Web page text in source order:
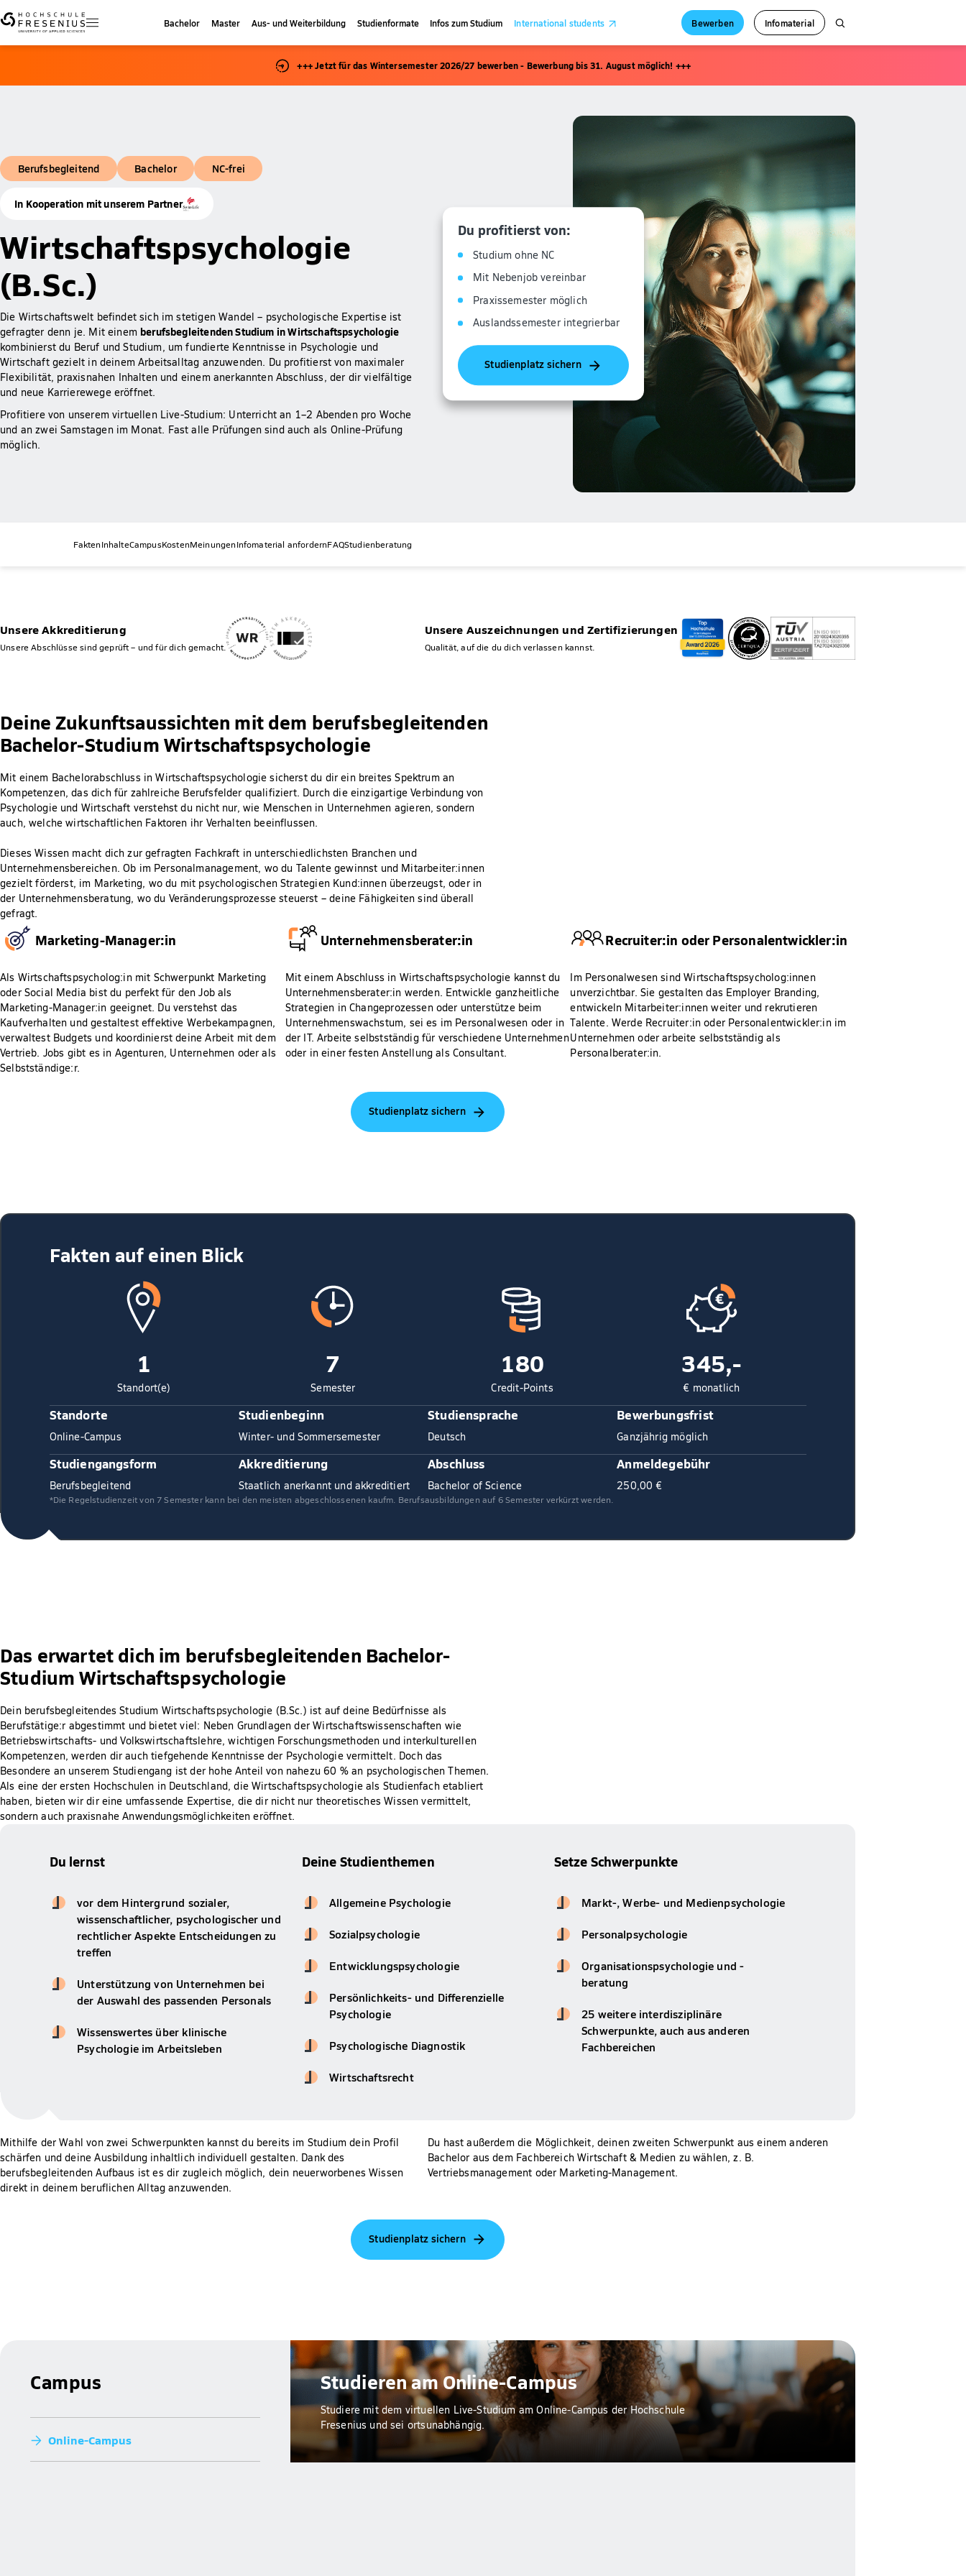
Bachelor Master Aus- und Weiterbildung Studienformate Infos zum Studium International students Bewerben Infomaterial
+++ Jetzt für das Wintersemester 2026/27 bewerben - Bewerbung bis 31. August möglich! +++
Berufsbegleitend Bachelor NC-frei
In Kooperation mit unserem Partner
Wirtschaftspsychologie
(B.Sc.)
Die Wirtschaftswelt befindet sich im stetigen Wandel – psychologische Expertise ist
gefragter denn je. Mit einem berufsbegleitenden Studium in Wirtschaftspsychologie
kombinierst du Beruf und Studium, um fundierte Kenntnisse in Psychologie und
Wirtschaft gezielt in deinem Arbeitsalltag anzuwenden. Du profitierst von maximaler
Flexibilität, praxisnahen Inhalten und einem anerkannten Abschluss, der dir vielfältige
und neue Karrierewege eröffnet.
Profitiere von unserem virtuellen Live-Studium: Unterricht an 1–2 Abenden pro Woche
und an zwei Samstagen im Monat. Fast alle Prüfungen sind auch als Online-Prüfung
möglich.
Du profitierst von:
Studium ohne NC
Mit Nebenjob vereinbar
Praxissemester möglich
Auslandssemester integrierbar
Studienplatz sichern
FaktenInhalteCampusKostenMeinungenInfomaterial anfordernFAQStudienberatung
Unsere Akkreditierung
Unsere Abschlüsse sind geprüft – und für dich gemacht.
Unsere Auszeichnungen und Zertifizierungen
Qualität, auf die du dich verlassen kannst.
Deine Zukunftsaussichten mit dem berufsbegleitenden
Bachelor-Studium Wirtschaftspsychologie
Mit einem Bachelorabschluss in Wirtschaftspsychologie sicherst du dir ein breites Spektrum an
Kompetenzen, das dich für zahlreiche Berufsfelder qualifiziert. Durch die einzigartige Verbindung von
Psychologie und Wirtschaft verstehst du nicht nur, wie Menschen in Unternehmen agieren, sondern
auch, welche wirtschaftlichen Faktoren ihr Verhalten beeinflussen.
Dieses Wissen macht dich zur gefragten Fachkraft in unterschiedlichsten Branchen und
Unternehmensbereichen. Ob im Personalmanagement, wo du Talente gewinnst und Mitarbeiter:innen
gezielt förderst, im Marketing, wo du mit psychologischen Strategien Kund:innen überzeugst, oder in
der Unternehmensberatung, wo du Veränderungsprozesse steuerst – deine Fähigkeiten sind überall
gefragt.
Marketing-Manager:in
Als Wirtschaftspsycholog:in mit Schwerpunkt Marketing
oder Social Media bist du perfekt für den Job als
Marketing-Manager:in geeignet. Du verstehst das
Kaufverhalten und gestaltest effektive Werbekampagnen,
verwaltest Budgets und koordinierst deine Arbeit mit dem
Vertrieb. Jobs gibt es in Agenturen, Unternehmen oder als
Selbstständige:r.
Unternehmensberater:in
Mit einem Abschluss in Wirtschaftspsychologie kannst du
Unternehmensberater:in werden. Entwickle ganzheitliche
Strategien in Changeprozessen oder unterstütze beim
Unternehmenswachstum, sei es im Personalwesen oder in
der IT. Arbeite selbstständig für verschiedene Unternehmen
oder in einer festen Anstellung als Consultant.
Recruiter:in oder Personalentwickler:in
Im Personalwesen sind Wirtschaftspsycholog:innen
unverzichtbar. Sie gestalten das Employer Branding,
entwickeln Mitarbeiter:innen weiter und rekrutieren
Talente. Werde Recruiter:in oder Personalentwickler:in im
Unternehmen oder arbeite selbstständig als
Personalberater:in.
Studienplatz sichern
Fakten auf einen Blick
1
Standort(e)
7
Semester
180
Credit-Points
345,-
€ monatlich
Standorte
Online-Campus
Studienbeginn
Winter- und Sommersemester
Studiensprache
Deutsch
Bewerbungsfrist
Ganzjährig möglich
Studiengangsform
Berufsbegleitend
Akkreditierung
Staatlich anerkannt und akkreditiert
Abschluss
Bachelor of Science
Anmeldegebühr
250,00 €
*Die Regelstudienzeit von 7 Semester kann bei den meisten abgeschlossenen kaufm. Berufsausbildungen auf 6 Semester verkürzt werden.
Das erwartet dich im berufsbegleitenden Bachelor-
Studium Wirtschaftspsychologie
Dein berufsbegleitendes Studium Wirtschaftspsychologie (B.Sc.) ist auf deine Bedürfnisse als
Berufstätige:r abgestimmt und bietet viel: Neben Grundlagen der Wirtschaftswissenschaften wie
Betriebswirtschafts- und Volkswirtschaftslehre, wichtigen Forschungsmethoden und interkulturellen
Kompetenzen, werden dir auch tiefgehende Kenntnisse der Psychologie vermittelt. Doch das
Besondere an unserem Studiengang ist der hohe Anteil von nahezu 60 % an psychologischen Themen.
Als eine der ersten Hochschulen in Deutschland, die Wirtschaftspsychologie als Studienfach etabliert
haben, bieten wir dir eine umfassende Expertise, die dir nicht nur theoretisches Wissen vermittelt,
sondern auch praxisnahe Anwendungsmöglichkeiten eröffnet.
Du lernst
vor dem Hintergrund sozialer,
wissenschaftlicher, psychologischer und
rechtlicher Aspekte Entscheidungen zu
treffen
Unterstützung von Unternehmen bei
der Auswahl des passenden Personals
Wissenswertes über klinische
Psychologie im Arbeitsleben
Deine Studienthemen
Allgemeine Psychologie
Sozialpsychologie
Entwicklungspsychologie
Persönlichkeits- und Differenzielle
Psychologie
Psychologische Diagnostik
Wirtschaftsrecht
Setze Schwerpunkte
Markt-, Werbe- und Medienpsychologie
Personalpsychologie
Organisationspsychologie und -
beratung
25 weitere interdisziplinäre
Schwerpunkte, auch aus anderen
Fachbereichen
Mithilfe der Wahl von zwei Schwerpunkten kannst du bereits im Studium dein Profil
schärfen und deine Ausbildung inhaltlich individuell gestalten. Dank des
berufsbegleitenden Aufbaus ist es dir zugleich möglich, dein neuerworbenes Wissen
direkt in deinem beruflichen Alltag anzuwenden.
Du hast außerdem die Möglichkeit, deinen zweiten Schwerpunkt aus einem anderen
Bachelor aus dem Fachbereich Wirtschaft & Medien zu wählen, z. B.
Vertriebsmanagement oder Marketing-Management.
Studienplatz sichern
Campus
Online-Campus
Studieren am Online-Campus
Studiere mit dem virtuellen Live-Studium am Online-Campus der Hochschule
Fresenius und sei ortsunabhängig.